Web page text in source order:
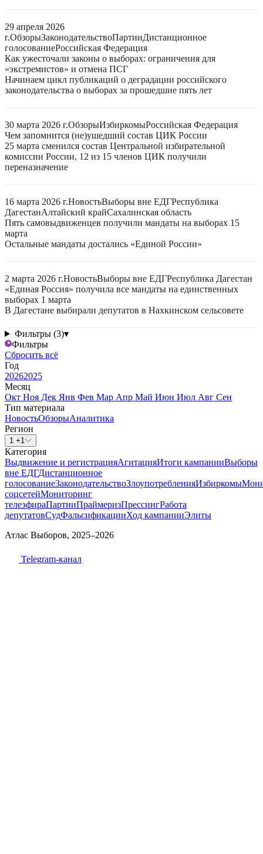
29 апреля 2026
г.ОбзорыЗаконодательствоПартииДистанционное
голосованиеРоссийская Федерация
Как ужесточали законы о выборах: ограничения для
«экстремистов» и отмена ПСГ
Начинаем цикл публикаций о деградации российского
законодательства о выборах за прошедшие пять лет
30 марта 2026 г.ОбзорыИзбиркомыРоссийская Федерация
Чем запомнится (не)ушедший состав ЦИК России
25 марта сменился состав Центральной избирательной
комиссии России, 12 из 15 членов ЦИК получили
переназначение
16 марта 2026 г.НовостьВыборы вне ЕДГРеспублика
ДагестанАлтайский крайСахалинская область
Пять самовыдвиженцев получили мандаты на выборах 15
марта
Остальные мандаты достались «Единой России»
2 марта 2026 г.НовостьВыборы вне ЕДГРеспублика Дагестан
«Единая Россия» получила все мандаты на единственных
выборах 1 марта
В Дагестане выбирали депутатов в Нахкинском сельсовете
Фильтры (3)▾
Фильтры
Сбросить всё
Год
20262025
Месяц
Окт Ноя Дек Янв Фев Мар Апр Май Июн Июл Авг Сен
Тип материала
НовостьОбзорыАналитика
Регион
1 +1
Категория
Выдвижение и регистрацияАгитацияИтоги кампанииВыборы
вне ЕДГДистанционное
голосованиеЗаконодательствоЗлоупотребленияИзбиркомы
соцсетейМониторинг
телеэфираПартииПраймеризПрессингРабота
депутатовСудФальсификацииХод кампанииЭлиты
Атлас Выборов, 2025–2026
Telegram-канал